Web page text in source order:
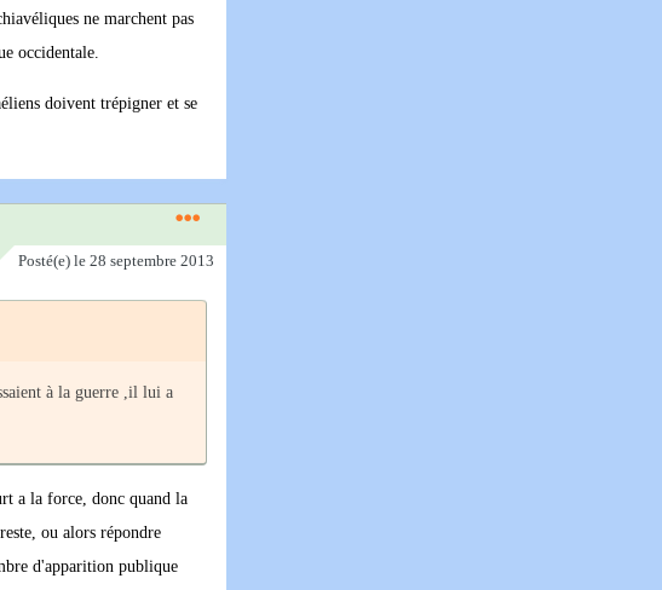
ne marchent pas
occidentale.
doivent trépigner et se
Posté(e) le 28 septembre 2013
à la guerre ,il lui a
a la force, donc quand la
ou alors répondre
d'apparition publique